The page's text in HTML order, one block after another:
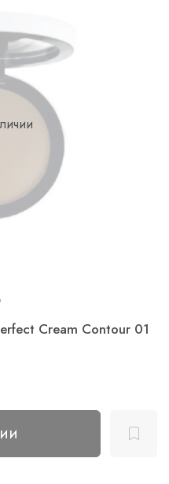
Cream Contour 01